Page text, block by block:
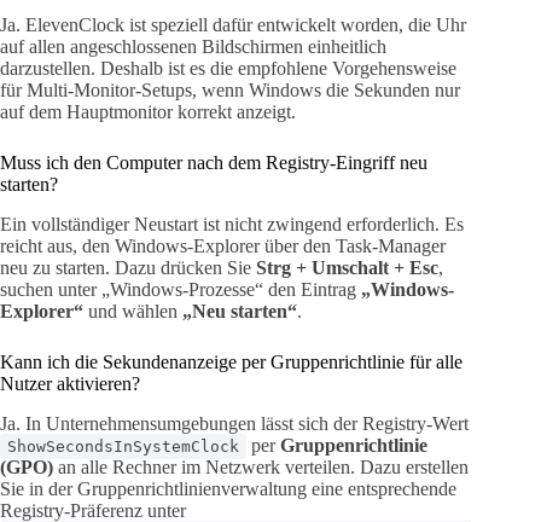
Ja. ElevenClock ist speziell dafür entwickelt worden, die Uhr
auf allen angeschlossenen Bildschirmen einheitlich
darzustellen. Deshalb ist es die empfohlene Vorgehensweise
für Multi-Monitor-Setups, wenn Windows die Sekunden nur
auf dem Hauptmonitor korrekt anzeigt.
Muss ich den Computer nach dem Registry-Eingriff neu
starten?
Ein vollständiger Neustart ist nicht zwingend erforderlich. Es
reicht aus, den Windows-Explorer über den Task-Manager
neu zu starten. Dazu drücken Sie Strg + Umschalt + Esc,
suchen unter „Windows-Prozesse“ den Eintrag „Windows-
Explorer“ und wählen „Neu starten“.
Kann ich die Sekundenanzeige per Gruppenrichtlinie für alle
Nutzer aktivieren?
Ja. In Unternehmensumgebungen lässt sich der Registry-Wert
ShowSecondsInSystemClock perGruppenrichtlinie
(GPO) an alle Rechner im Netzwerk verteilen. Dazu erstellen
Sie in der Gruppenrichtlinienverwaltung eine entsprechende
Registry-Präferenz unter